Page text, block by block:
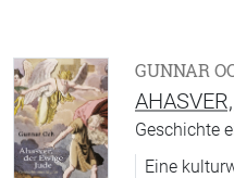
GUNNAR
Geschichte
Eine